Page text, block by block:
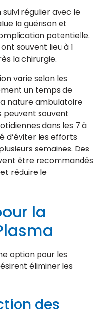
suivi régulier avec le
la guérison et
potentielle.
souvent lieu à 1
la chirurgie.
varie selon les
un temps de
nature ambulatoire
peuvent souvent
dans les 7 à
d’éviter les efforts
semaines. Des
être recommandés
réduire le
la
option pour les
éliminer les
des